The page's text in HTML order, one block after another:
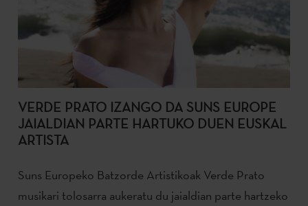
VERDE PRATO IZANGO DA SUNS EUROPE
JAIALDIAN PARTE HARTUKO DUEN EUSKAL
ARTISTA
Suns Europeko Batzorde Artistikoak Verde Prato
musikari tolosarra aukeratu du jaialdian parte hartzeko